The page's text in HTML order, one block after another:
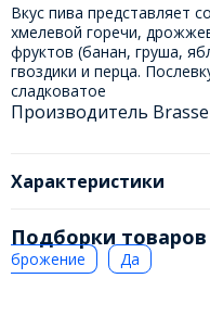
Вкус пива представляет
хмелевой горечи,
фруктов (банан, груша,
гвоздики и перца.
сладковатое
Производитель
Характеристики
Подборки товаров
брожение
Да